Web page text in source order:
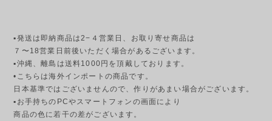
▪発送は即納商品は2−４営業日、お取り寄せ商品は
７〜18営業日前後いただく場合があるございます。
▪︎沖縄、離島は送料1000円を頂戴しております。
•こちらは海外インポートの商品です。
日本基準ではございませんので、作りがあまい場合がございます。
▪︎お手持ちのPCやスマートフォンの画面により
商品の色に若干の差がございます。